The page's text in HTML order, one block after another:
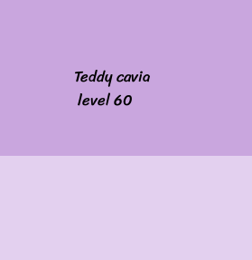
Teddy cavia
level 60